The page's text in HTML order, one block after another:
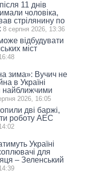
11 днів
чоловіка,
стрілянину по
8 серпня 2026, 13:36
відбудувати
міст
зима»: Вучич не
в Україні
найближчими
2026, 16:05
дві баржі,
роботу АЕС
Україні
для
– Зеленський